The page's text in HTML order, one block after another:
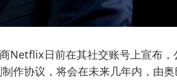
Netflix日前在其社交账号上宣布，
作协议，将会在未来几年内，由